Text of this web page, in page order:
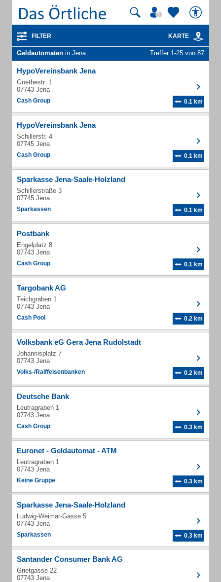
FILTER KARTE
Geldautomaten in Jena Treffer 1-25 von 87
HypoVereinsbank Jena
Goethestr. 1
07743 Jena
Cash Group 0.1 km
HypoVereinsbank Jena
Schillerstr. 4
07745 Jena
Cash Group 0.1 km
Sparkasse Jena-Saale-Holzland
Schillerstraße 3
07745 Jena
Sparkassen 0.1 km
Postbank
Engelplatz 8
07743 Jena
Cash Group 0.1 km
Targobank AG
Teichgraben 1
07743 Jena
Cash Pool 0.2 km
Volksbank eG Gera Jena Rudolstadt
Johannisplatz 7
07743 Jena
Volks-/Raiffeisenbanken 0.2 km
Deutsche Bank
Leutragraben 1
07743 Jena
Cash Group 0.3 km
Euronet - Geldautomat - ATM
Leutragraben 1
07743 Jena
Keine Gruppe 0.3 km
Sparkasse Jena-Saale-Holzland
Ludwig-Weimar-Gasse 5
07743 Jena
Sparkassen 0.3 km
Santander Consumer Bank AG
Grietgasse 22
07743 Jena